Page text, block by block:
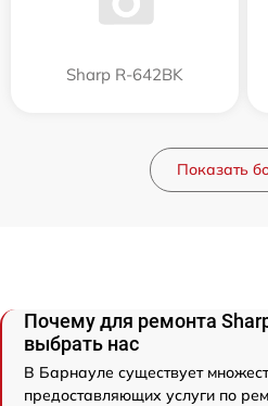
Sharp R-642BK
Показать
Почему для ремонта
выбрать нас
В Барнауле существует
предоставляющих услуги по